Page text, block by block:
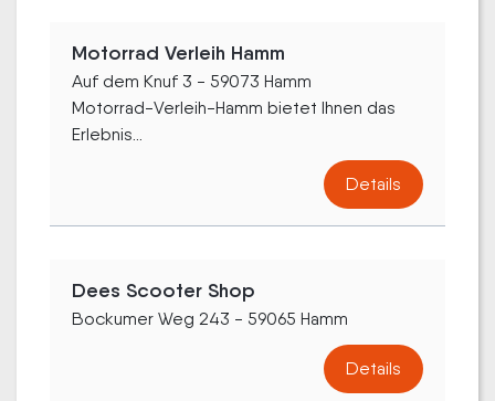
Motorrad Verleih Hamm
Auf dem Knuf 3 - 59073 Hamm
Motorrad-Verleih-Hamm bietet Ihnen das
Erlebnis...
Details
Dees Scooter Shop
Bockumer Weg 243 - 59065 Hamm
Details